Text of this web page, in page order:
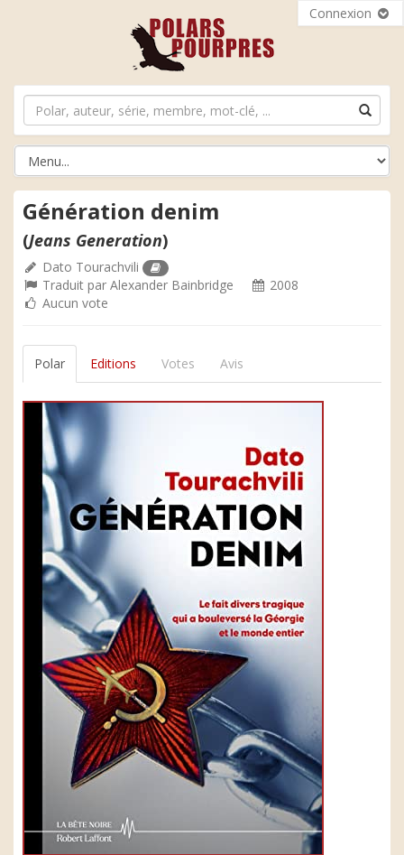
Connexion
Génération denim
(Jeans Generation)
Dato Tourachvili
Traduit par Alexander Bainbridge
2008
Aucun vote
Polar Editions Votes Avis